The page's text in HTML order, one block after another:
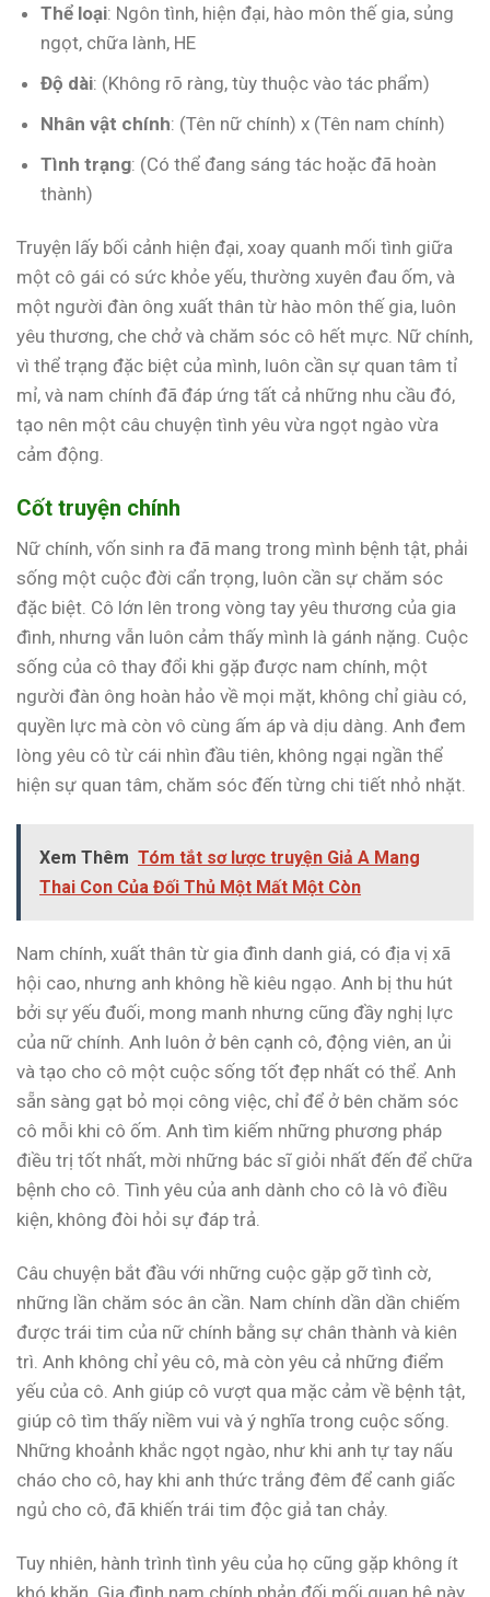
Thể loại: Ngôn tình, hiện đại, hào môn thế gia, sủng
ngọt, chữa lành, HE
Độ dài: (Không rõ ràng, tùy thuộc vào tác phẩm)
Nhân vật chính: (Tên nữ chính) x (Tên nam chính)
Tình trạng: (Có thể đang sáng tác hoặc đã hoàn
thành)
Truyện lấy bối cảnh hiện đại, xoay quanh mối tình giữa
một cô gái có sức khỏe yếu, thường xuyên đau ốm, và
một người đàn ông xuất thân từ hào môn thế gia, luôn
yêu thương, che chở và chăm sóc cô hết mực. Nữ chính,
vì thể trạng đặc biệt của mình, luôn cần sự quan tâm tỉ
mỉ, và nam chính đã đáp ứng tất cả những nhu cầu đó,
tạo nên một câu chuyện tình yêu vừa ngọt ngào vừa
cảm động.
Cốt truyện chính
Nữ chính, vốn sinh ra đã mang trong mình bệnh tật, phải
sống một cuộc đời cẩn trọng, luôn cần sự chăm sóc
đặc biệt. Cô lớn lên trong vòng tay yêu thương của gia
đình, nhưng vẫn luôn cảm thấy mình là gánh nặng. Cuộc
sống của cô thay đổi khi gặp được nam chính, một
người đàn ông hoàn hảo về mọi mặt, không chỉ giàu có,
quyền lực mà còn vô cùng ấm áp và dịu dàng. Anh đem
lòng yêu cô từ cái nhìn đầu tiên, không ngại ngần thể
hiện sự quan tâm, chăm sóc đến từng chi tiết nhỏ nhặt.
Xem Thêm Tóm tắt sơ lược truyện Giả A Mang
Thai Con Của Đối Thủ Một Mất Một Còn
Nam chính, xuất thân từ gia đình danh giá, có địa vị xã
hội cao, nhưng anh không hề kiêu ngạo. Anh bị thu hút
bởi sự yếu đuối, mong manh nhưng cũng đầy nghị lực
của nữ chính. Anh luôn ở bên cạnh cô, động viên, an ủi
và tạo cho cô một cuộc sống tốt đẹp nhất có thể. Anh
sẵn sàng gạt bỏ mọi công việc, chỉ để ở bên chăm sóc
cô mỗi khi cô ốm. Anh tìm kiếm những phương pháp
điều trị tốt nhất, mời những bác sĩ giỏi nhất đến để chữa
bệnh cho cô. Tình yêu của anh dành cho cô là vô điều
kiện, không đòi hỏi sự đáp trả.
Câu chuyện bắt đầu với những cuộc gặp gỡ tình cờ,
những lần chăm sóc ân cần. Nam chính dần dần chiếm
được trái tim của nữ chính bằng sự chân thành và kiên
trì. Anh không chỉ yêu cô, mà còn yêu cả những điểm
yếu của cô. Anh giúp cô vượt qua mặc cảm về bệnh tật,
giúp cô tìm thấy niềm vui và ý nghĩa trong cuộc sống.
Những khoảnh khắc ngọt ngào, như khi anh tự tay nấu
cháo cho cô, hay khi anh thức trắng đêm để canh giấc
ngủ cho cô, đã khiến trái tim độc giả tan chảy.
Tuy nhiên, hành trình tình yêu của họ cũng gặp không ít
khó khăn. Gia đình nam chính phản đối mối quan hệ này,